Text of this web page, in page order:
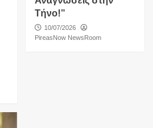
Τήνο!”
10/07/2026
PireasNow NewsRoom